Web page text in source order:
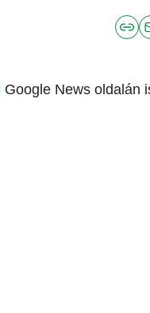
Google News oldalán